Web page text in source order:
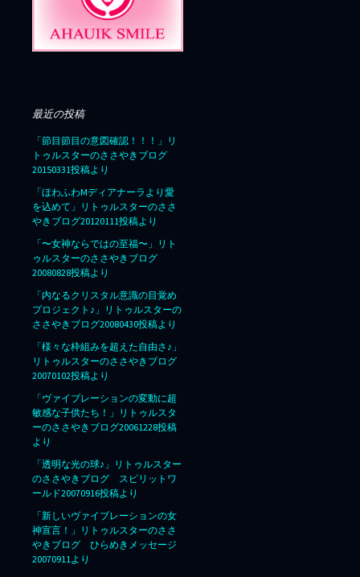
最近の投稿
「節目節目の意図確認！！！」リ
トゥルスターのささやきブログ
20150331投稿より
「ほわふわMディアナーラより愛
を込めて」リトゥルスターのささ
やきブログ20120111投稿より
「〜女神ならではの至福〜」リト
ゥルスターのささやきブログ
20080828投稿より
「内なるクリスタル意識の目覚め
プロジェクト♪」リトゥルスターの
ささやきブログ20080430投稿より
「様々な枠組みを超えた自由さ♪」
リトゥルスターのささやきブログ
20070102投稿より
「ヴァイブレーションの変動に超
敏感な子供たち！」リトゥルスタ
ーのささやきブログ20061228投稿
より
「透明な光の球♪」リトゥルスター
のささやきブログ スピリットワ
ールド20070916投稿より
「新しいヴァイブレーションの女
神宣言！」リトゥルスターのささ
やきブログ ひらめきメッセージ
20070911より